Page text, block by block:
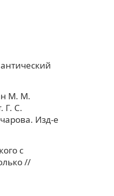
М. М.
Г. С.
Изд-е
с
//